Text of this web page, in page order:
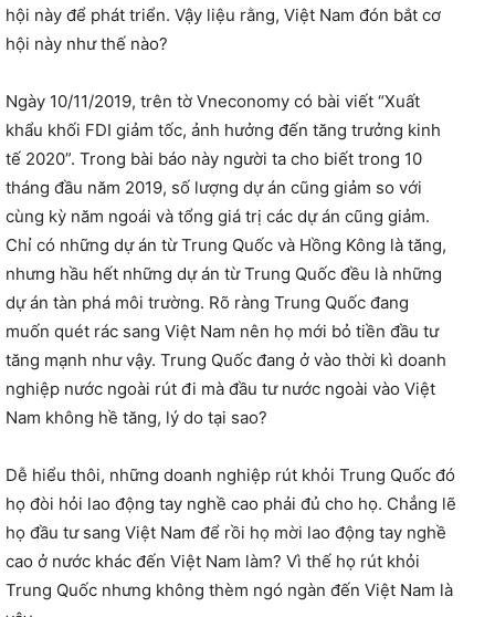
hội này để phát triển. Vậy liệu rằng, Việt Nam đón bắt cơ
hội này như thế nào?
Ngày 10/11/2019, trên tờ Vneconomy có bài viết “Xuất
khẩu khối FDI giảm tốc, ảnh hưởng đến tăng trưởng kinh
tế 2020”. Trong bài báo này người ta cho biết trong 10
tháng đầu năm 2019, số lượng dự án cũng giảm so với
cùng kỳ năm ngoái và tổng giá trị các dự án cũng giảm.
Chỉ có những dự án từ Trung Quốc và Hồng Kông là tăng,
nhưng hầu hết những dự án từ Trung Quốc đều là những
dự án tàn phá môi trường. Rõ ràng Trung Quốc đang
muốn quét rác sang Việt Nam nên họ mới bỏ tiền đầu tư
tăng mạnh như vậy. Trung Quốc đang ở vào thời kì doanh
nghiệp nước ngoài rút đi mà đầu tư nước ngoài vào Việt
Nam không hề tăng, lý do tại sao?
Dễ hiểu thôi, những doanh nghiệp rút khỏi Trung Quốc đó
họ đòi hỏi lao động tay nghề cao phải đủ cho họ. Chẳng lẽ
họ đầu tư sang Việt Nam để rồi họ mời lao động tay nghề
cao ở nước khác đến Việt Nam làm? Vì thế họ rút khỏi
Trung Quốc nhưng không thèm ngó ngàn đến Việt Nam là